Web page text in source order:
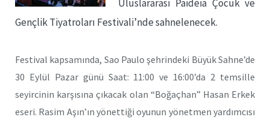
Uluslararası Paidéia Çocuk ve
Gençlik Tiyatroları Festivali’nde sahnelenecek.
Festival kapsamında, Sao Paulo şehrindeki Büyük Sahne’de
30 Eylül Pazar günü Saat: 11:00 ve 16:00’da 2 temsille
seyircinin karşısına çıkacak olan “Boğaçhan” Hasan Erkek
eseri. Rasim Aşın’ın yönettiği oyunun yönetmen yardımcısı